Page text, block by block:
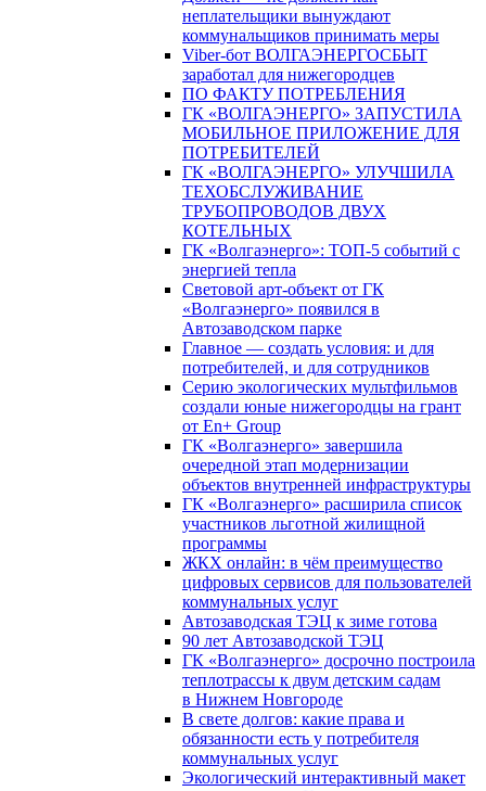
неплательщики вынуждают
коммунальщиков принимать меры
Viber-бот ВОЛГАЭНЕРГОСБЫТ
заработал для нижегородцев
ПО ФАКТУ ПОТРЕБЛЕНИЯ
ГК «ВОЛГАЭНЕРГО» ЗАПУСТИЛА
МОБИЛЬНОЕ ПРИЛОЖЕНИЕ ДЛЯ
ПОТРЕБИТЕЛЕЙ
ГК «ВОЛГАЭНЕРГО» УЛУЧШИЛА
ТЕХОБСЛУЖИВАНИЕ
ТРУБОПРОВОДОВ ДВУХ
КОТЕЛЬНЫХ
ГК «Волгаэнерго»: ТОП-5 событий с
энергией тепла
Световой арт-объект от ГК
«Волгаэнерго» появился в
Автозаводском парке
Главное — создать условия: и для
потребителей, и для сотрудников
Серию экологических мультфильмов
создали юные нижегородцы на грант
от En+ Group
ГК «Волгаэнерго» завершила
очередной этап модернизации
объектов внутренней инфраструктуры
ГК «Волгаэнерго» расширила список
участников льготной жилищной
программы
ЖКХ онлайн: в чём преимущество
цифровых сервисов для пользователей
коммунальных услуг
Автозаводская ТЭЦ к зиме готова
90 лет Автозаводской ТЭЦ
ГК «Волгаэнерго» досрочно построила
теплотрассы к двум детским садам
в Нижнем Новгороде
В свете долгов: какие права и
обязанности есть у потребителя
коммунальных услуг
Экологический интерактивный макет